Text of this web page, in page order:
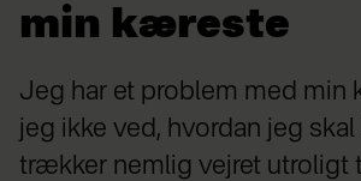
min kæreste
Jeg har et problem med min
jeg ikke ved, hvordan jeg skal
trækker nemlig vejret utroligt